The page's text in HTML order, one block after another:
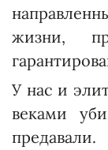
жизни,
У нас и
веками